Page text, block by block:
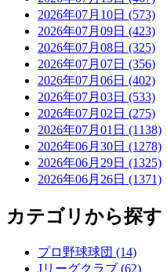
2026年07月10日 (573)
2026年07月09日 (423)
2026年07月08日 (325)
2026年07月07日 (356)
2026年07月06日 (402)
2026年07月03日 (533)
2026年07月02日 (275)
2026年07月01日 (1138)
2026年06月30日 (1278)
2026年06月29日 (1325)
2026年06月26日 (1371)
カテゴリから探す
プロ野球球団 (14)
Jリーグクラブ (62)